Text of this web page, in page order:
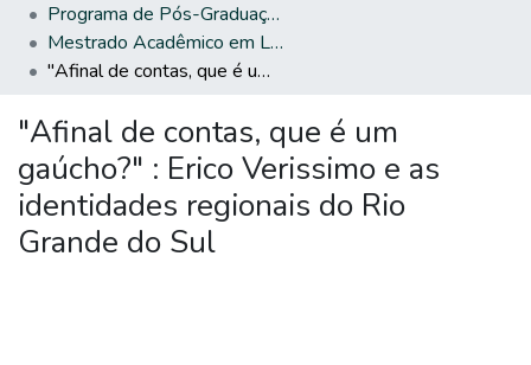
Programa de Pós-Graduação em Letras
Mestrado Acadêmico em Letras e Cultura
"Afinal de contas, que é um gaúcho?" : Erico Verissimo e as identidades regionais do Rio Grande do Sul
"Afinal de contas, que é um
gaúcho?" : Erico Verissimo e as
identidades regionais do Rio
Grande do Sul